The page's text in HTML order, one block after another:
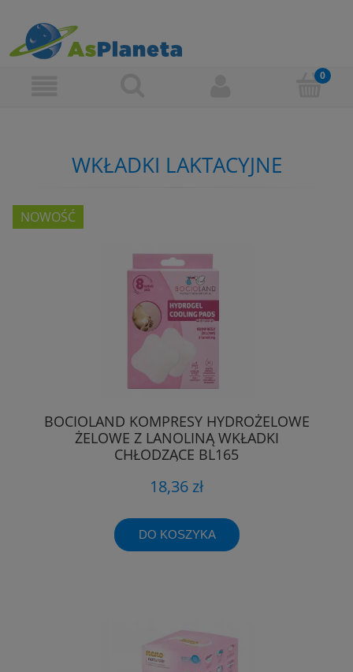
WKŁADKI LAKTACYJNE
BOCIOLAND KOMPRESY HYDROŻELOWE
ŻELOWE Z LANOLINĄ WKŁADKI
CHŁODZĄCE BL165
18,36 zł
DO KOSZYKA
NOWOŚĆ